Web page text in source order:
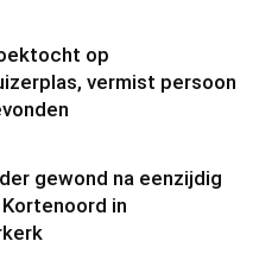
op
vermist persoon
gewond na eenzijdig
in